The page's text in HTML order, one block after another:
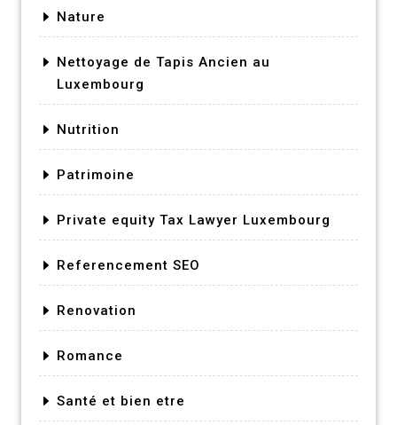
Nature
Nettoyage de Tapis Ancien au
Luxembourg
Nutrition
Patrimoine
Private equity Tax Lawyer Luxembourg
Referencement SEO
Renovation
Romance
Santé et bien etre